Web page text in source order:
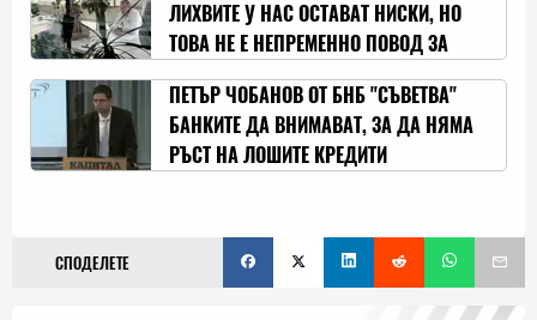
ЛИХВИТЕ У НАС ОСТАВАТ НИСКИ, НО
ТОВА НЕ Е НЕПРЕМЕННО ПОВОД ЗА
РАДОСТ
ПЕТЪР ЧОБАНОВ ОТ БНБ "СЪВЕТВА"
БАНКИТЕ ДА ВНИМАВАТ, ЗА ДА НЯМА
РЪСТ НА ЛОШИТЕ КРЕДИТИ
СПОДЕЛЕТЕ